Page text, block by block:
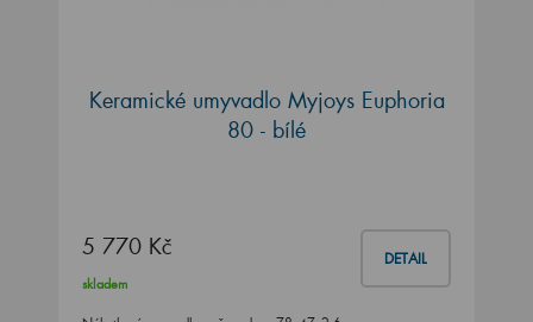
Keramické umyvadlo Myjoys Euphoria
80 - bílé
5 770 Kč DETAIL
skladem